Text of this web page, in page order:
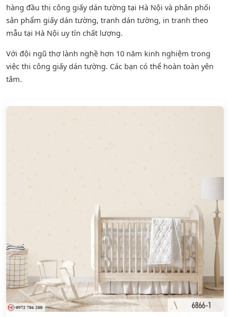
hàng đầu thị công giấy dán tường tại Hà Nội và phân phối
sản phẩm giấy dán tường, tranh dán tường, in tranh theo
mẫu tại Hà Nội uy tín chất lượng.
Với đội ngũ thợ lành nghề hơn 10 năm kinh nghiệm trong
việc thi công giấy dán tường. Các bạn có thể hoàn toàn yên
tâm.